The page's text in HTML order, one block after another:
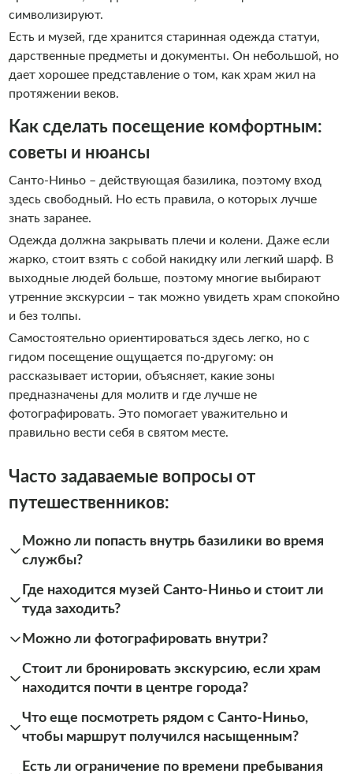
символизируют.
Есть и музей, где хранится старинная одежда статуи,
дарственные предметы и документы. Он небольшой, но
дает хорошее представление о том, как храм жил на
протяжении веков.
Как сделать посещение комфортным:
советы и нюансы
Санто-Ниньо – действующая базилика, поэтому вход
здесь свободный. Но есть правила, о которых лучше
знать заранее.
Одежда должна закрывать плечи и колени. Даже если
жарко, стоит взять с собой накидку или легкий шарф. В
выходные людей больше, поэтому многие выбирают
утренние экскурсии – так можно увидеть храм спокойно
и без толпы.
Самостоятельно ориентироваться здесь легко, но с
гидом посещение ощущается по-другому: он
рассказывает истории, объясняет, какие зоны
предназначены для молитв и где лучше не
фотографировать. Это помогает уважительно и
правильно вести себя в святом месте.
Часто задаваемые вопросы от
путешественников:
Можно ли попасть внутрь базилики во время
службы?
Где находится музей Санто-Ниньо и стоит ли
туда заходить?
Можно ли фотографировать внутри?
Стоит ли бронировать экскурсию, если храм
находится почти в центре города?
Что еще посмотреть рядом с Санто-Ниньо,
чтобы маршрут получился насыщенным?
Есть ли ограничение по времени пребывания